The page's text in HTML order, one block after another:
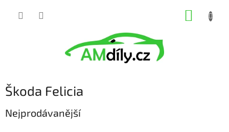
Škoda Felicia
Nejprodávanější